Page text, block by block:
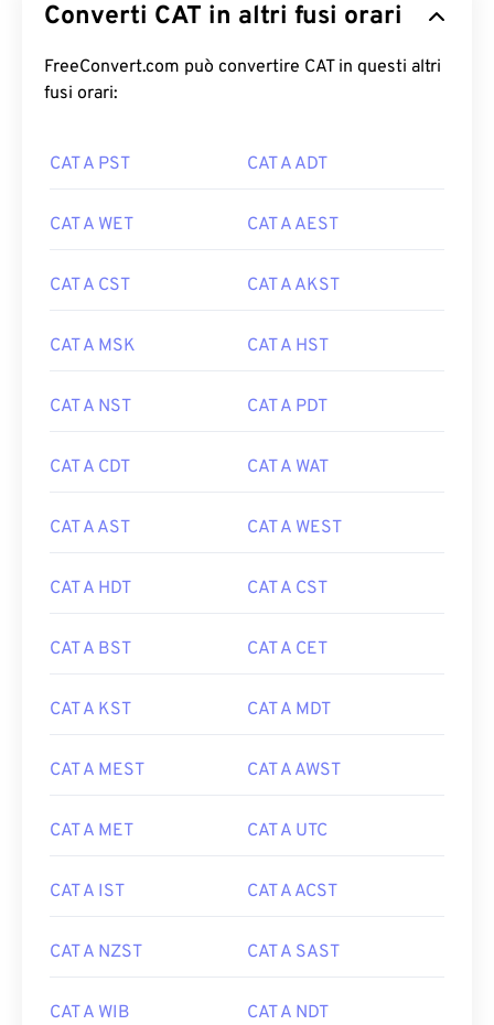
Converti CAT in altri fusi orari
FreeConvert.com può convertire CAT in questi altri
fusi orari:
CAT A PST CAT A ADT
CAT A WET CAT A AEST
CAT A CST CAT A AKST
CAT A MSK CAT A HST
CAT A NST CAT A PDT
CAT A CDT CAT A WAT
CAT A AST CAT A WEST
CAT A HDT CAT A CST
CAT A BST CAT A CET
CAT A KST CAT A MDT
CAT A MEST CAT A AWST
CAT A MET CAT A UTC
CAT A IST CAT A ACST
CAT A NZST CAT A SAST
CAT A WIB CAT A NDT